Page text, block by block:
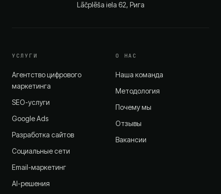
Lāčplēša iela 62, Рига
УСЛУГИ
Агентство цифрового
маркетинга
SEO-услуги
Google Ads
Разработка сайтов
Социальные сети
Email-маркетинг
AI-решения
О НАС
Наша команда
Методология
Почему мы
Отзывы
Вакансии